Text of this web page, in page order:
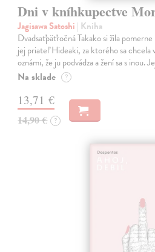
Dni v kníhkupectve
Jagisawa Satoshi | Kniha
Dvadsaťpäťročná Takako si žila
jej priateľ Hideaki, za ktorého sa
oznámi, že ju podvádza a žení sa s inou.
Na sklade ?
13,71 €
14,90 € ?